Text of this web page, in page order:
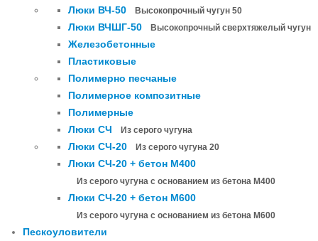
Люки ВЧ-50
Высокопрочный чугун 50
Люки ВЧШГ-50 Высокопрочный сверхтяжелый чугун
Железобетонные
Пластиковые
Полимерно песчаные
Полимерное композитные
Полимерные
Люки СЧ
Из серого чугуна
Люки СЧ-20 Из серого чугуна 20
Люки СЧ-20 + бетон М400
Из серого чугуна с основанием из бетона М400
Люки СЧ-20 + бетон М600
Из серого чугуна с основанием из бетона М600
Пескоуловители